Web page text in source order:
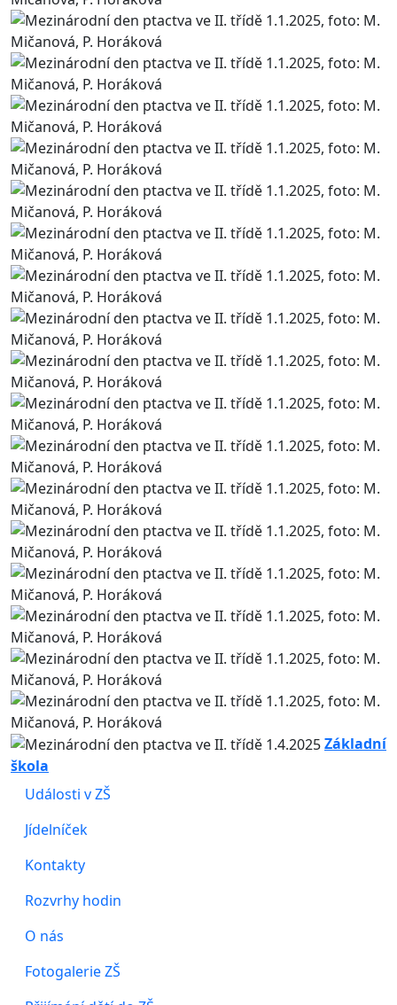
Základní
škola
Události v ZŠ
Jídelníček
Kontakty
Rozvrhy hodin
O nás
Fotogalerie ZŠ